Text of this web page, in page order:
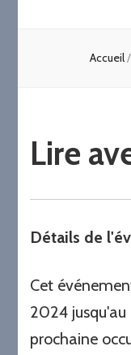
Accueil/
Lire
Détails de
Cet
2024
prochaine